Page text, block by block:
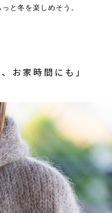
と冬を楽しめそう。
お家時間にも」